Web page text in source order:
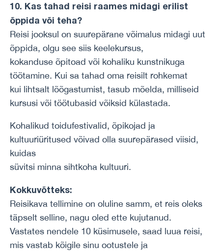
10. Kas tahad reisi raames midagi erilist
õppida või teha?
Reisi jooksul on suurepärane võimalus midagi uut
õppida, olgu see siis keelekursus,
kokanduse õpitoad või kohaliku kunstnikuga
töötamine. Kui sa tahad oma reisilt rohkemat
kui lihtsalt lõõgastumist, tasub mõelda, milliseid
kursusi või töötubasid võiksid külastada.
Kohalikud toidufestivalid, õpikojad ja
kultuuriüritused võivad olla suurepärased viisid,
kuidas
süvitsi minna sihtkoha kultuuri.
Kokkuvõtteks:
Reisikava tellimine on oluline samm, et reis oleks
täpselt selline, nagu oled ette kujutanud.
Vastates nendele 10 küsimusele, saad luua reisi,
mis vastab kõigile sinu ootustele ja